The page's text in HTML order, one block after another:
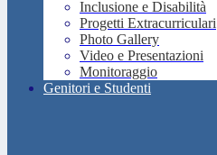
Inclusione e Disabilità
Progetti Extracurriculari
Photo Gallery
Video e Presentazioni
Monitoraggio
Genitori e Studenti